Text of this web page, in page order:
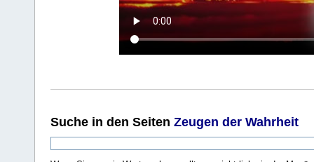
Suche in den Seiten Zeugen der Wahrheit